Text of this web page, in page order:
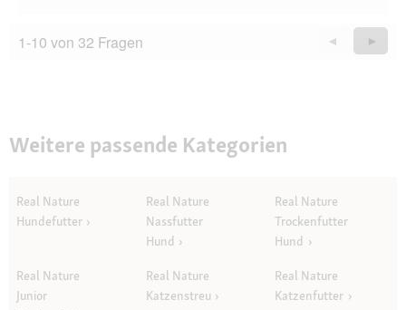
1-10 von 32 Fragen
Zurück
Questions
◄
Weiter
►
Weitere passende Kategorien
Real Nature
Hundefutter
Real Nature
Nassfutter
Hund
Real Nature
Trockenfutter
Hund
Real Nature
Junior
Real Nature
Katzenstreu
Real Nature
Katzenfutter